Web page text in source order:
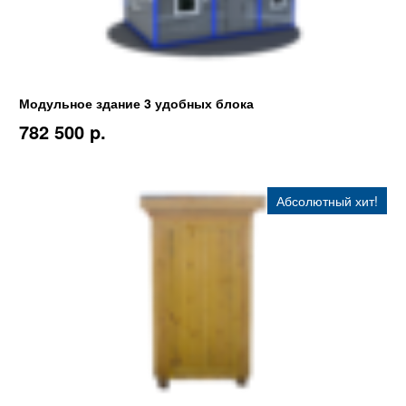
Модульное здание 3 удобных блока
782 500 p.
Абсолютный хит!